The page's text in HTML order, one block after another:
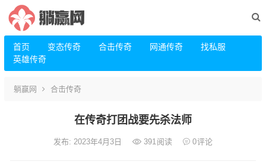
首页 变态传奇 合击传奇 网通传奇
找私服
英雄传奇
躺赢网 合击传奇
在传奇打团战要先杀法师
发布: 2023年4月3日 391阅读 0评论